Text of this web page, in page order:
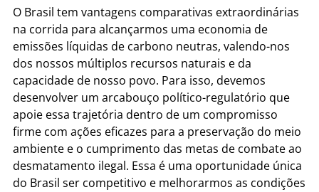
O Brasil tem vantagens comparativas extraordinárias
na corrida para alcançarmos uma economia de
emissões líquidas de carbono neutras, valendo-nos
dos nossos múltiplos recursos naturais e da
capacidade de nosso povo. Para isso, devemos
desenvolver um arcabouço político-regulatório que
apoie essa trajetória dentro de um compromisso
firme com ações eficazes para a preservação do meio
ambiente e o cumprimento das metas de combate ao
desmatamento ilegal. Essa é uma oportunidade única
do Brasil ser competitivo e melhorarmos as condições